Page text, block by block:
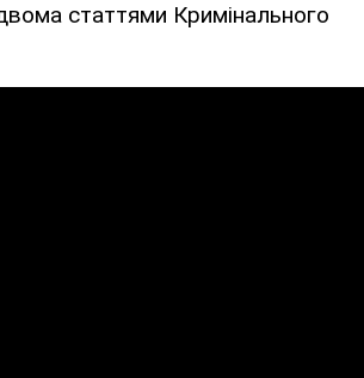
статтями Кримінального